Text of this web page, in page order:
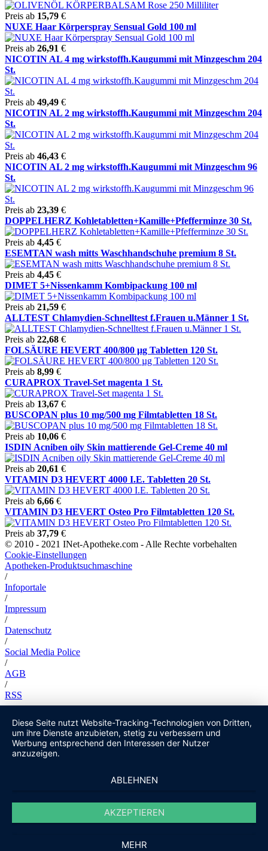
Preis ab 15,79 €
NUXE Haar Körperspray Sensual Gold 100 ml
Preis ab 26,91 €
NICOTIN AL 4 mg wirkstoffh.Kaugummi mit Minzgeschm 204
St.
Preis ab 49,49 €
NICOTIN AL 2 mg wirkstoffh.Kaugummi mit Minzgeschm 204
St.
Preis ab 46,43 €
NICOTIN AL 2 mg wirkstoffh.Kaugummi mit Minzgeschm 96
St.
Preis ab 23,39 €
DOPPELHERZ Kohletabletten+Kamille+Pfefferminze 30 St.
Preis ab 4,45 €
ESEMTAN wash mitts Waschhandschuhe premium 8 St.
Preis ab 4,45 €
DIMET 5+Nissenkamm Kombipackung 100 ml
Preis ab 21,59 €
ALLTEST Chlamydien-Schnelltest f.Frauen u.Männer 1 St.
Preis ab 22,68 €
FOLSÄURE HEVERT 400/800 µg Tabletten 120 St.
Preis ab 8,99 €
CURAPROX Travel-Set magenta 1 St.
Preis ab 13,67 €
BUSCOPAN plus 10 mg/500 mg Filmtabletten 18 St.
Preis ab 10,06 €
ISDIN Acniben oily Skin mattierende Gel-Creme 40 ml
Preis ab 20,61 €
VITAMIN D3 HEVERT 4000 I.E. Tabletten 20 St.
Preis ab 6,66 €
VITAMIN D3 HEVERT Osteo Pro Filmtabletten 120 St.
Preis ab 37,79 €
© 2010 - 2021 INet-Apotheke.com - Alle Rechte vorbehalten
Cookie-Einstellungen
Apotheken-Produktsuchmaschine
/
Infoportale
/
Impressum
/
Datenschutz
/
Social Media Police
/
AGB
/
RSS
Diese Seite nutzt Website-Tracking-Technologien von Dritten,
um ihre Dienste anzubieten, stetig zu verbessern und
Werbung entsprechend den Interessen der Nutzer
anzuzeigen.
ABLEHNEN
AKZEPTIEREN
MEHR